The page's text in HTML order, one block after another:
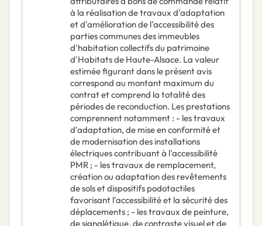
à la réalisation de travaux d'adaptation
et d'amélioration de l'accessibilité des
parties communes des immeubles
d'habitation collectifs du patrimoine
d'Habitats de Haute-Alsace. La valeur
estimée figurant dans le présent avis
correspond au montant maximum du
contrat et comprend la totalité des
périodes de reconduction. Les prestations
comprennent notamment : - les travaux
d'adaptation, de mise en conformité et
de modernisation des installations
électriques contribuant à l'accessibilité
PMR ; - les travaux de remplacement,
création ou adaptation des revêtements
de sols et dispositifs podotactiles
favorisant l'accessibilité et la sécurité des
déplacements ; - les travaux de peinture,
de signalétique, de contraste visuel et de